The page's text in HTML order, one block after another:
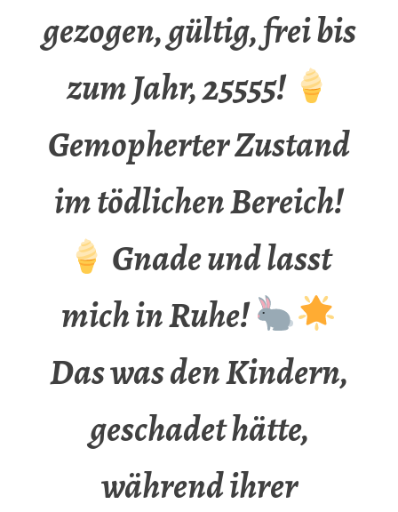
gezogen, gültig, frei bis
zum Jahr, 25555!
Gemopherter Zustand
im tödlichen Bereich!
Gnade und lasst
mich in Ruhe!
Das was den Kindern,
geschadet hätte,
während ihrer